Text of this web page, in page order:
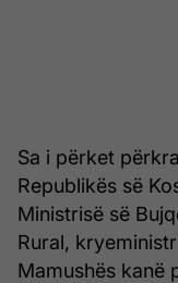
Sa i përket
Republikës së
Ministrisë së
Rural,
Mamushës kanë